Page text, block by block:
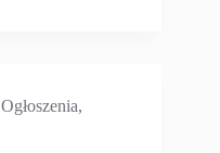
Ogłoszenia,